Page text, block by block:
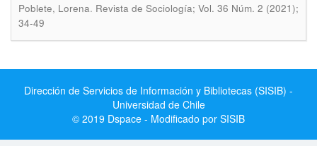
Poblete, Lorena. Revista de Sociología; Vol. 36 Núm. 2 (2021);
34-49
Dirección de Servicios de Información y Bibliotecas (SISIB) -
Universidad de Chile
© 2019 Dspace - Modificado por SISIB